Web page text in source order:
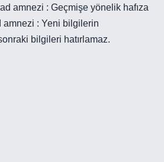
amnezi : Geçmişe yönelik hafıza
amnezi : Yeni bilgilerin
bilgileri hatırlamaz.